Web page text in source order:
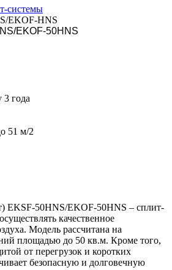
системы
EKOF-HNS
EKOF-50HNS
3 года
51 м/2
EKSF-50HNS/EKOF-50HNS – сплит-
качественное
Модель рассчитана на
площадью до 50 кв.м. Кроме того,
от перегрузок и коротких
безопасную и долговечную